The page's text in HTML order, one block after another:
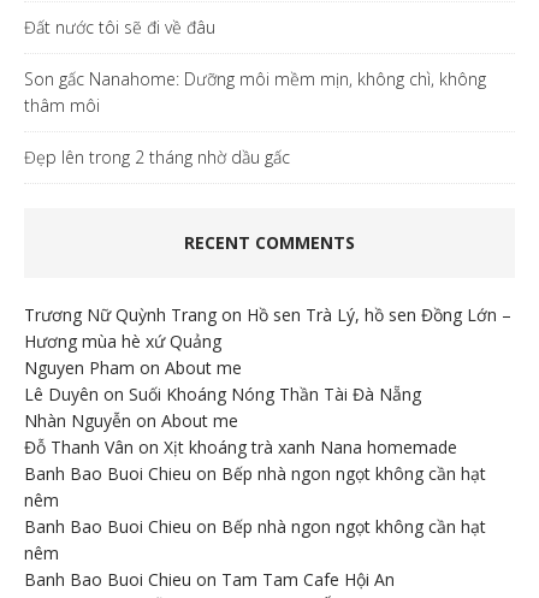
Đất nước tôi sẽ đi về đâu
Son gấc Nanahome: Dưỡng môi mềm mịn, không chì, không
thâm môi
Đẹp lên trong 2 tháng nhờ dầu gấc
RECENT COMMENTS
Trương Nữ Quỳnh Trang on Hồ sen Trà Lý, hồ sen Đồng Lớn –
Hương mùa hè xứ Quảng
Nguyen Pham on About me
Lê Duyên on Suối Khoáng Nóng Thần Tài Đà Nẵng
Nhàn Nguyễn on About me
Đỗ Thanh Vân on Xịt khoáng trà xanh Nana homemade
Banh Bao Buoi Chieu on Bếp nhà ngon ngọt không cần hạt
nêm
Banh Bao Buoi Chieu on Bếp nhà ngon ngọt không cần hạt
nêm
Banh Bao Buoi Chieu on Tam Tam Cafe Hội An